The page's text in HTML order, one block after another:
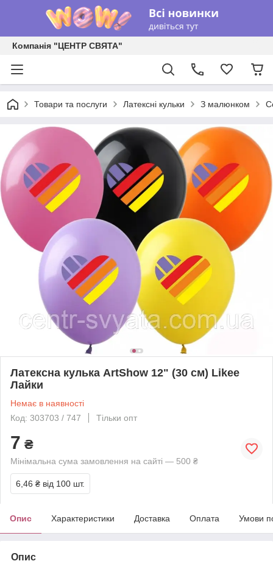
Компанія "ЦЕНТР СВЯТА"
Товари та послуги Латексні кульки З малюнком
Латексна кулька ArtShow 12" (30 см) Likee
Лайки
Немає в наявності
Код: 303703 / 747
Тільки опт
7 ₴
Мінімальна сума замовлення на сайті — 500 ₴
6,46 ₴ від 100 шт.
Опис Характеристики Доставка Оплата Умови
Опис